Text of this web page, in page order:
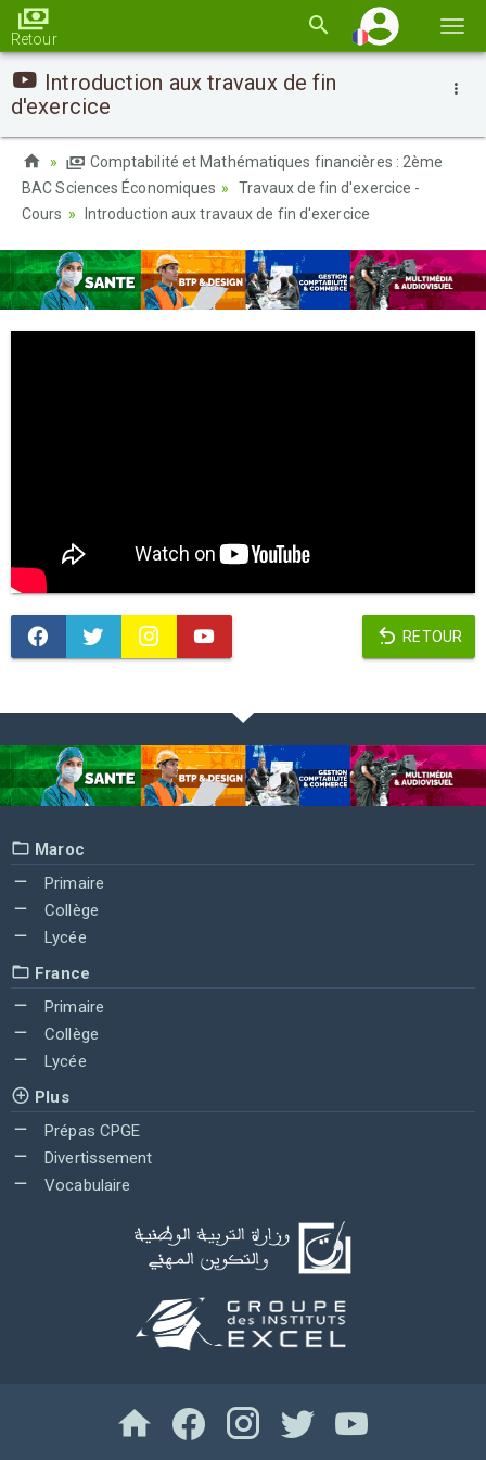
la
Retour
Introduction aux travaux de fin
d'exercice
Comptabilité et Mathématiques financières : 2ème
BAC Sciences Économiques
Travaux de fin d'exercice -
Cours
Introduction aux travaux de fin d'exercice
RETOUR
Maroc
Primaire
Collège
Lycée
France
Primaire
Collège
Lycée
Plus
Prépas CPGE
Divertissement
Vocabulaire